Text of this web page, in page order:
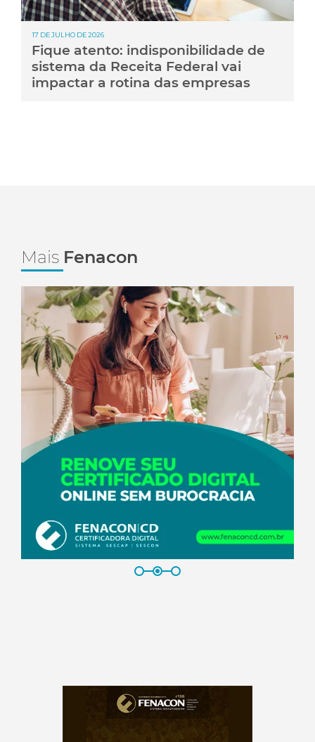
17 DE JULHO DE 2026
Fique atento: indisponibilidade de
sistema da Receita Federal vai
impactar a rotina das empresas
Mais Fenacon